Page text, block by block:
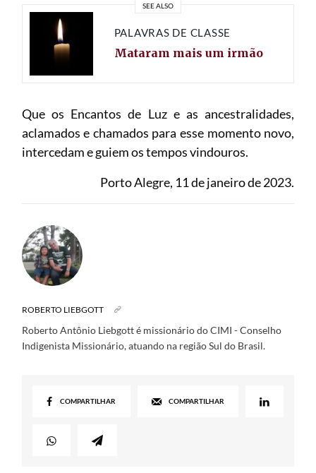
SEE ALSO
PALAVRAS DE CLASSE
Mataram mais um irmão
Que os Encantos de Luz e as ancestralidades,
aclamados e chamados para esse momento novo,
intercedam e guiem os tempos vindouros.
Porto Alegre, 11 de janeiro de 2023.
ROBERTO LIEBGOTT
Roberto Antônio Liebgott é missionário do CIMI - Conselho
Indigenista Missionário, atuando na região Sul do Brasil.
COMPARTILHAR COMPARTILHAR